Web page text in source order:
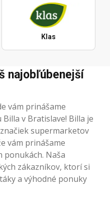
Klas
najobľúbenejší
vám prinášame
v Bratislave! Billa je
supermarketov
vám prinášame
ponukách. Naša
zákazníkov, ktorí si
a výhodné ponuky